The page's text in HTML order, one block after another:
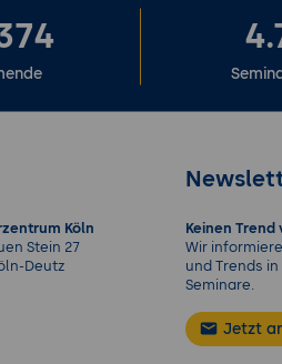
Köln
Stein 27
Deutz
Keinen Trend
Wir
und Trends
Seminare.
Jetzt